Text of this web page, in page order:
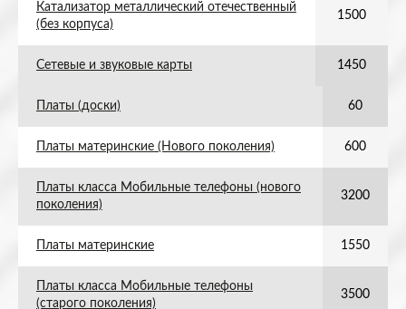
Катализатор металлический отечественный
(без корпуса)
1500
Сетевые и звуковые карты 1450
Платы (доски) 60
Платы материнские (Нового поколения) 600
Платы класса Мобильные телефоны (нового
поколения)
3200
Платы материнские 1550
Платы класса Мобильные телефоны
(старого поколения)
3500